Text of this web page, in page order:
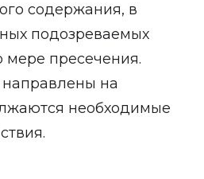
содержания, в
подозреваемых
мере пресечения.
на
необходимые